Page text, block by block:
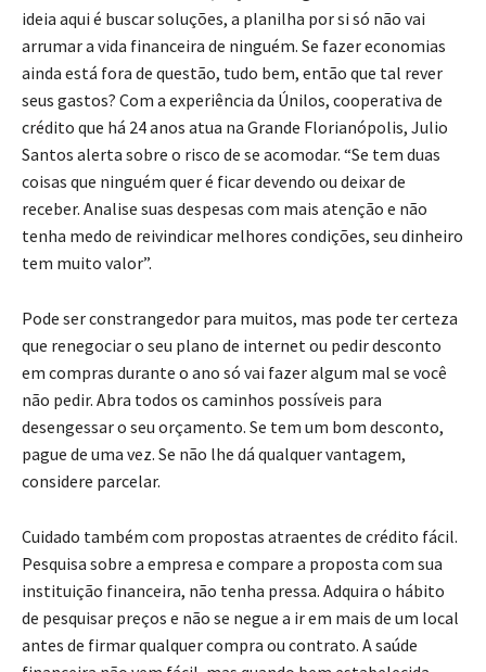
ideia aqui é buscar soluções, a planilha por si só não vai
arrumar a vida financeira de ninguém. Se fazer economias
ainda está fora de questão, tudo bem, então que tal rever
seus gastos? Com a experiência da Únilos, cooperativa de
crédito que há 24 anos atua na Grande Florianópolis, Julio
Santos alerta sobre o risco de se acomodar. “Se tem duas
coisas que ninguém quer é ficar devendo ou deixar de
receber. Analise suas despesas com mais atenção e não
tenha medo de reivindicar melhores condições, seu dinheiro
tem muito valor”.
Pode ser constrangedor para muitos, mas pode ter certeza
que renegociar o seu plano de internet ou pedir desconto
em compras durante o ano só vai fazer algum mal se você
não pedir. Abra todos os caminhos possíveis para
desengessar o seu orçamento. Se tem um bom desconto,
pague de uma vez. Se não lhe dá qualquer vantagem,
considere parcelar.
Cuidado também com propostas atraentes de crédito fácil.
Pesquisa sobre a empresa e compare a proposta com sua
instituição financeira, não tenha pressa. Adquira o hábito
de pesquisar preços e não se negue a ir em mais de um local
antes de firmar qualquer compra ou contrato. A saúde